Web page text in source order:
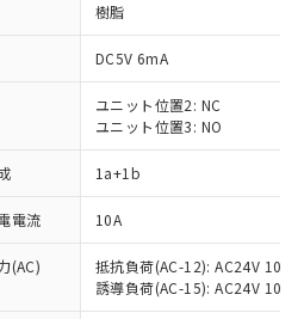
樹脂
DC5V 6mA
ユニット位置2: NC
ユニット位置3: NO
1a+1b
電流 10A
(AC)
抵抗負荷(AC-12): AC24V 10A/
誘導負荷(AC-15): AC24V